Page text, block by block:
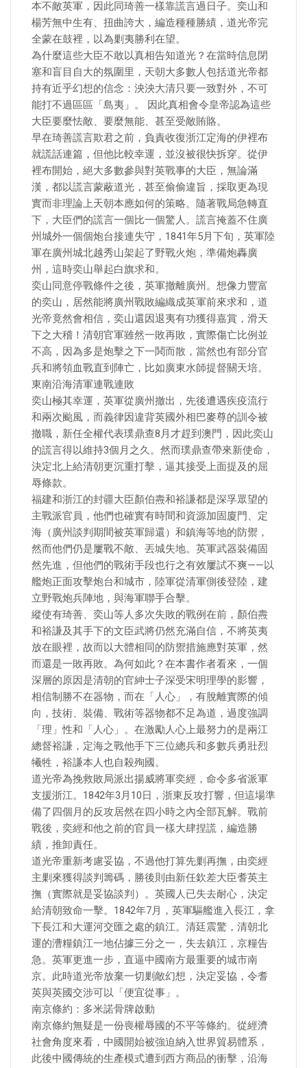
本不敵英軍，因此同琦善一樣靠謊言過日子。奕山和
楊芳無中生有、扭曲誇大，編造種種勝績，道光帝完
全蒙在鼓裡，以為剿夷勝利在望。
為什麼這些大臣不敢以真相告知道光？在當時信息閉
塞和盲目自大的氛圍里，天朝大多數人包括道光帝都
持有近乎幻想的信念：泱泱大清只要一致對外，不可
能打不過區區「島夷」。 因此真相會令皇帝認為這些
大臣要麼怯敵、要麼無能、甚至受敵賄賂。
早在琦善謊言欺君之前，負責收復浙江定海的伊裡布
就謊話連篇，但他比較幸運，並沒被很快拆穿。從伊
裡布開始，絕大多數參與對英戰事的大臣，無論滿
漢，都以謊言蒙蔽道光，甚至偷偷違旨，採取更為現
實而非理論上天朝本應如何的策略。隨著戰局急轉直
下，大臣們的謊言一個比一個驚人。謊言掩蓋不住廣
州城外一個個炮台接連失守，1841年5月下旬，英軍陸
軍在廣州城北越秀山架起了野戰火炮，準備炮轟廣
州，這時奕山舉起白旗求和。
奕山同意停戰條件之後，英軍撤離廣州。想像力豐富
的奕山，居然能將廣州戰敗編織成英軍前來求和，道
光帝竟然會相信，奕山還因退夷有功獲得嘉賞，滑天
下之大稽！清朝官軍雖然一敗再敗，實際傷亡比例並
不高，因為多是炮擊之下一鬨而散，當然也有部分官
兵和將領血戰直到陣亡，比如廣東水師提督關天培。
東南沿海清軍連戰連敗
奕山極其幸運，英軍從廣州撤出，先後遭遇疾疫流行
和兩次颱風，而義律因違背英國外相巴麥尊的訓令被
撤職，新任全權代表璞鼎查8月才趕到澳門，因此奕山
的謊言得以維持3個月之久。然而璞鼎查帶來新使命，
決定北上給清朝更沉重打擊，逼其接受上面提及的屈
辱條款。
福建和浙江的封疆大臣顏伯燾和裕謙都是深孚眾望的
主戰派官員，他們也確實有時間和資源加固廈門、定
海（廣州談判期間被英軍歸還）和鎮海等地的防禦，
然而他們仍是屢戰不敵、丟城失地。英軍武器裝備固
然先進，但他們的戰術手段也行之有效屢試不爽——以
艦炮正面攻擊炮台和城市，陸軍從清軍側後登陸，建
立野戰炮兵陣地，與海軍聯手合擊。
縱使有琦善、奕山等人多次失敗的戰例在前，顏伯燾
和裕謙及其手下的文臣武將仍然充滿自信，不將英夷
放在眼裡，故而以大體相同的防禦措施應對英軍，然
而還是一敗再敗。為何如此？在本書作者看來，一個
深層的原因是清朝的官紳士子深受宋明理學的影響，
相信制勝不在器物，而在「人心」，有脫離實際的傾
向，技術、裝備、戰術等器物都不足為道，過度強調
「理」性和「人心」。在激勵人心上最努力的是兩江
總督裕謙，定海之戰他手下三位總兵和多數兵勇壯烈
犧牲，裕謙本人也自殺殉國。
道光帝為挽救敗局派出揚威將軍奕經，命令多省派軍
支援浙江。1842年3月10日，浙東反攻打響，但這場準
備了四個月的反攻居然在四小時之內全部瓦解。戰前
戰後，奕經和他之前的官員一樣大肆捏謊，編造勝
績，推卸責任。
道光帝重新考慮妥協，不過他打算先剿再撫，由奕經
主剿來獲得談判籌碼，勝後則由新任欽差大臣耆英主
撫（實際就是妥協談判）。英國人已失去耐心，決定
給清朝致命一擊。1842年7月，英軍驅艦進入長江，拿
下長江和大運河交匯之處的鎮江。清廷震驚，清朝北
運的漕糧鎮江一地佔據三分之一，失去鎮江，京糧告
急。英軍更進一步，直逼中國南方最重要的城市南
京。此時道光帝放棄一切剿敵幻想，決定妥協，令耆
英與英國交涉可以「便宜從事」。
南京條約：多米諾骨牌啟動
南京條約無疑是一份喪權辱國的不平等條約。從經濟
社會角度來看，中國開始被強迫納入世界貿易體系，
此後中國傳統的生產模式遭到西方商品的衝擊，沿海